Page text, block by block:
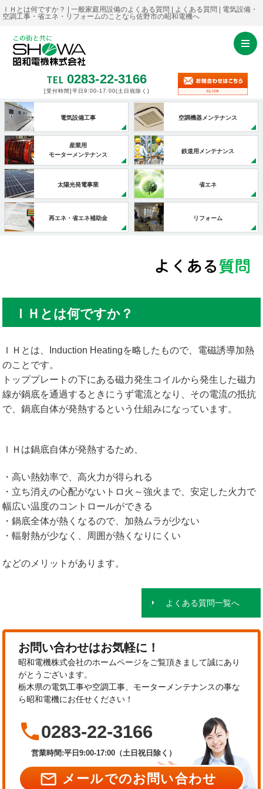
ＩＨとは何ですか？ | 一般家庭用設備のよくある質問 | よくある質問 | 電気設備・
空調工事・省エネ・リフォームのことなら佐野市の昭和電機へ
TEL 0283-22-3166
[受付時間]平日9:00-17:00(土日祝除く)
電気設備工事 空調機器メンテナンス
産業用
モーターメンテナンス
鉄道用メンテナンス
太陽光発電事業 省エネ
再エネ・省エネ補助金 リフォーム
ＩＨとは何ですか？
ＩＨとは、Induction Heatingを略したもので、電磁誘導加熱
のことです。
トッププレートの下にある磁力発生コイルから発生した磁力
線が鍋底を通過するときにうず電流となり、その電流の抵抗
で、鍋底自体が発熱するという仕組みになっています。
ＩＨは鍋底自体が発熱するため、
・高い熱効率で、高火力が得られる
・立ち消えの心配がないトロ火～強火まで、安定した火力で
幅広い温度のコントロールができる
・鍋底全体が熱くなるので、加熱ムラが少ない
・輻射熱が少なく、周囲が熱くなりにくい
などのメリットがあります。
よくある質問一覧へ
お問い合わせはお気軽に！
昭和電機株式会社のホームページをご覧頂きまして誠にあり
がとうございます。
栃木県の電気工事や空調工事、モーターメンテナンスの事な
ら昭和電機にお任せください！
0283-22-3166
営業時間:平日9:00-17:00（土日祝日除く）
 メールでのお問い合わせ